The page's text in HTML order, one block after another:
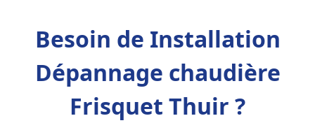
Besoin de Installation
Dépannage chaudière
Frisquet Thuir ?